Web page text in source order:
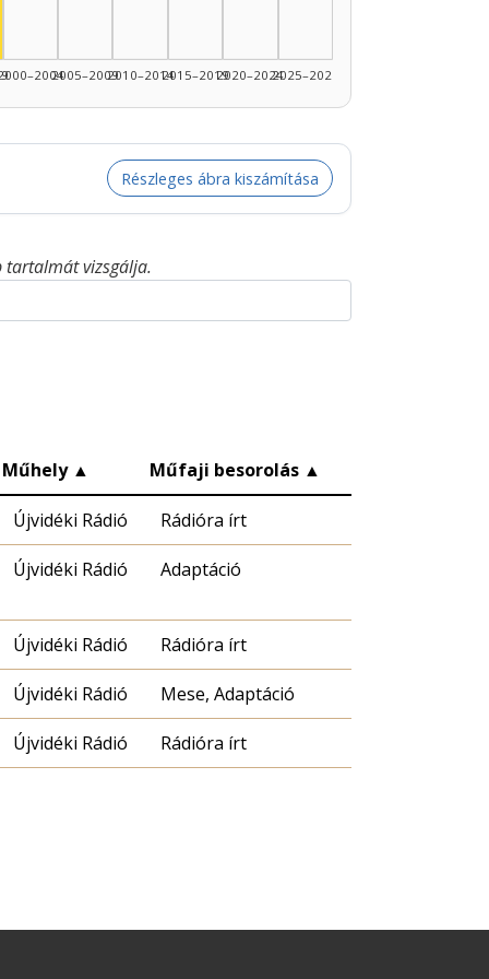
2005–20092010–20142015–20192020–20242025–2026
Részleges ábra kiszámítása
tartalmát vizsgálja.
Műhely ▲ Műfaji besorolás ▲
Újvidéki Rádió Rádióra írt
Újvidéki Rádió Adaptáció
Újvidéki Rádió Rádióra írt
Újvidéki Rádió Mese, Adaptáció
Újvidéki Rádió Rádióra írt